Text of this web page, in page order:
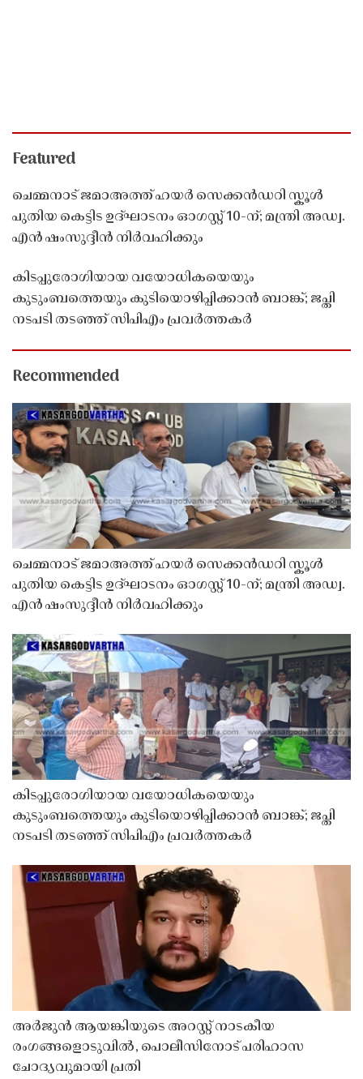
Featured
ചെമ്മനാട് ജമാഅത്ത് ഹയർ സെക്കൻഡറി സ്കൂൾ
പുതിയ കെട്ടിട ഉദ്ഘാടനം ഓഗസ്റ്റ് 10-ന്; മന്ത്രി അഡ്വ.
എൻ ഷംസുദ്ദീൻ നിർവഹിക്കും
കിടപ്പുരോഗിയായ വയോധികയെയും
കുടുംബത്തെയും കുടിയൊഴിപ്പിക്കാൻ ബാങ്ക്; ജപ്തി
നടപടി തടഞ്ഞ് സിപിഎം പ്രവർത്തകർ
Recommended
ചെമ്മനാട് ജമാഅത്ത് ഹയർ സെക്കൻഡറി സ്കൂൾ
പുതിയ കെട്ടിട ഉദ്ഘാടനം ഓഗസ്റ്റ് 10-ന്; മന്ത്രി അഡ്വ.
എൻ ഷംസുദ്ദീൻ നിർവഹിക്കും
കിടപ്പുരോഗിയായ വയോധികയെയും
കുടുംബത്തെയും കുടിയൊഴിപ്പിക്കാൻ ബാങ്ക്; ജപ്തി
നടപടി തടഞ്ഞ് സിപിഎം പ്രവർത്തകർ
അർജുൻ ആയങ്കിയുടെ അറസ്റ്റ് നാടകീയ
രംഗങ്ങളൊടുവിൽ, പൊലീസിനോട് പരിഹാസ
ചോദ്യവുമായി പ്രതി